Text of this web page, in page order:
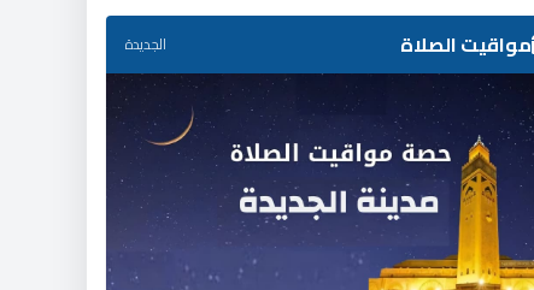
مواقيت الصلاة الجديدة